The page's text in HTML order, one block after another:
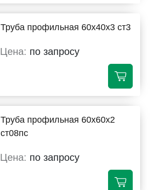
Труба профильная 60х40х3 ст3
по запросу
Труба профильная 60х60х2
ст08пс
по запросу